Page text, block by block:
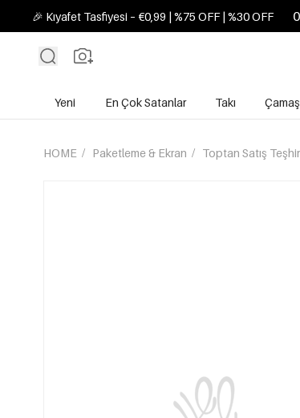
🎉 Kıyafet Tasfiyesi – €0,99 | %75 OFF | %30 OFF
Yeni En Çok Satanlar Takı
HOME / Paketleme & Ekran / Toptan Satış